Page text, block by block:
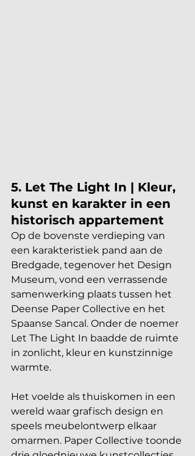
5. Let The Light In | Kleur,
kunst en karakter in een
historisch appartement
Op de bovenste verdieping van
een karakteristiek pand aan de
Bredgade, tegenover het Design
Museum, vond een verrassende
samenwerking plaats tussen het
Deense Paper Collective en het
Spaanse Sancal. Onder de noemer
Let The Light In baadde de ruimte
in zonlicht, kleur en kunstzinnige
warmte.
Het voelde als thuiskomen in een
wereld waar grafisch design en
speels meubelontwerp elkaar
omarmen. Paper Collective toonde